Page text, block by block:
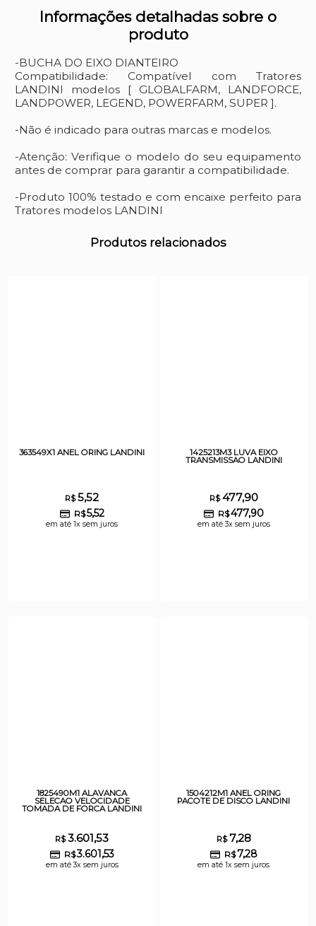
Informações detalhadas sobre o
produto
-BUCHA DO EIXO DIANTEIRO
Compatibilidade: Compatível com Tratores
LANDINI modelos [ GLOBALFARM, LANDFORCE,
LANDPOWER, LEGEND, POWERFARM, SUPER ].
-Não é indicado para outras marcas e modelos.
-Atenção: Verifique o modelo do seu equipamento
antes de comprar para garantir a compatibilidade.
-Produto 100% testado e com encaixe perfeito para
Tratores modelos LANDINI
Produtos relacionados
363549X1 ANEL ORING LANDINI
R$5,52
R$5,52
em até 1x sem juros
1425213M3 LUVA EIXO
TRANSMISSAO LANDINI
R$477,90
R$477,90
em até 3x sem juros
1825490M1 ALAVANCA
SELECAO VELOCIDADE
TOMADA DE FORCA LANDINI
R$3.601,53
R$3.601,53
em até 3x sem juros
1504212M1 ANEL ORING
PACOTE DE DISCO LANDINI
R$7,28
R$7,28
em até 1x sem juros